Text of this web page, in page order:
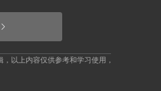
以上内容仅供参考和学习使用，不作为买卖